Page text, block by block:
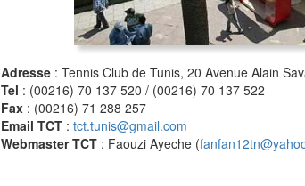
Adresse : Tennis Club de Tunis, 20 Avenue Alain
Tel : (00216) 70 137 520 / (00216) 70 137 522
Fax : (00216) 71 288 257
Email TCT : tct.tunis@gmail.com
Webmaster TCT : Faouzi Ayeche (